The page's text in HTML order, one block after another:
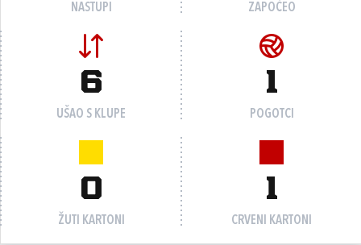
NASTUPI ZAPOČEO
6
UŠAO S KLUPE
1
POGOTCI
0
ŽUTI KARTONI
1
CRVENI KARTONI